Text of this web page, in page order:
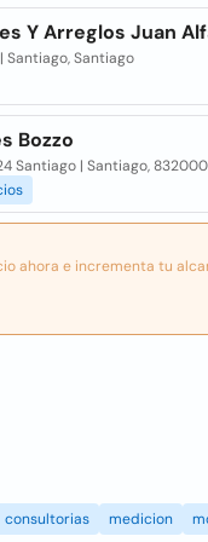
Y Arreglos Juan
Santiago, Santiago
Bozzo
Santiago | Santiago,
ahora e incrementa tu
consultorias medicion